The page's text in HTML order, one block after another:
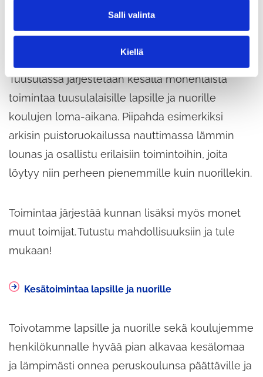
Salli valinta
Kiellä
Tekemistä ja toimintaa
kesälomalle
Tuusulassa järjestetään kesällä monenlaista
toimintaa tuusulalaisille lapsille ja nuorille
koulujen loma-aikana. Piipahda esimerkiksi
arkisin puistoruokailussa nauttimassa lämmin
lounas ja osallistu erilaisiin toimintoihin, joita
löytyy niin perheen pienemmille kuin nuorillekin.
Toimintaa järjestää kunnan lisäksi myös monet
muut toimijat. Tutustu mahdollisuuksiin ja tule
mukaan!
Kesätoimintaa lapsille ja nuorille
Toivotamme lapsille ja nuorille sekä koulujemme
henkilökunnalle hyvää pian alkavaa kesälomaa
ja lämpimästi onnea peruskoulunsa päättäville ja